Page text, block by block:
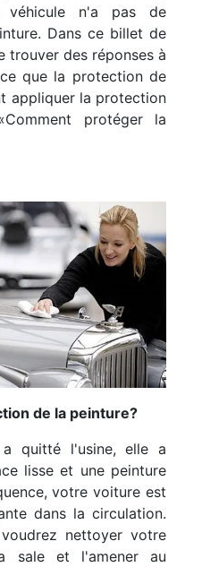
n'a pas de
Dans ce billet de
trouver des réponses à
que la protection de
appliquer la protection
protéger la
de la peinture?
quitté l'usine, elle a
lisse et une peinture
votre voiture est
dans la circulation.
nettoyer votre
sale et l'amener au